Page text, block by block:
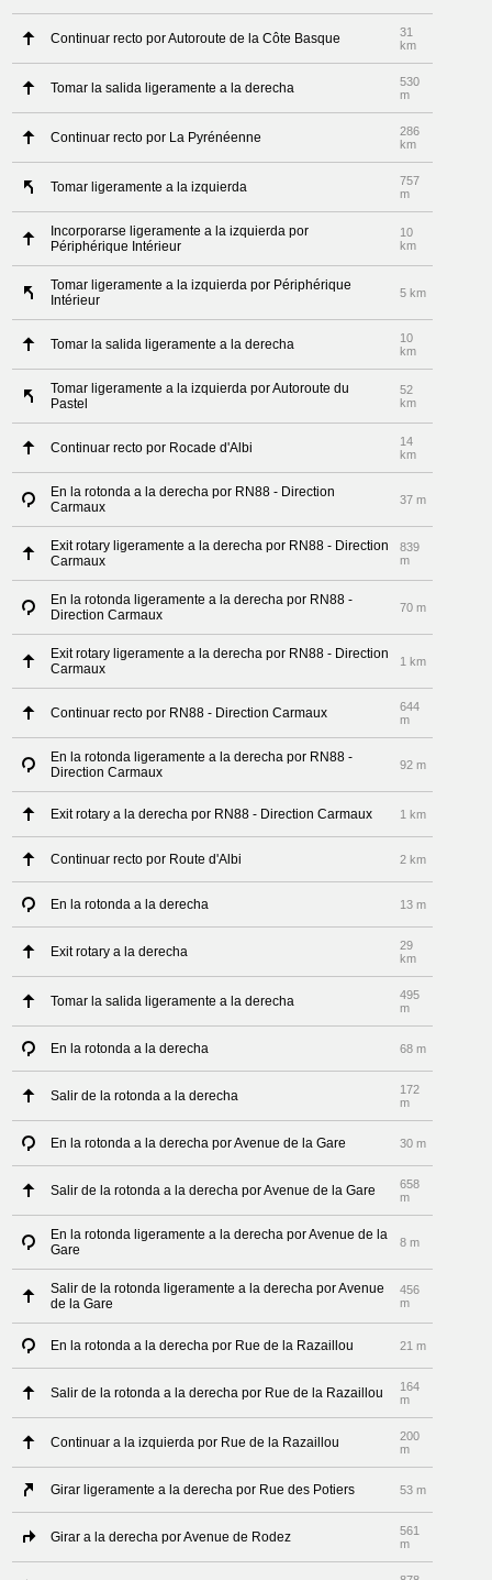
Continuar recto por Autoroute de la Côte Basque
31
km
Tomar la salida ligeramente a la derecha
530
m
Continuar recto por La Pyrénéenne
286
km
Tomar ligeramente a la izquierda
757
m
Incorporarse ligeramente a la izquierda por
Périphérique Intérieur
10
km
Tomar ligeramente a la izquierda por Périphérique
Intérieur
5 km
Tomar la salida ligeramente a la derecha
10
km
Tomar ligeramente a la izquierda por Autoroute du
Pastel
52
km
Continuar recto por Rocade d'Albi
14
km
En la rotonda a la derecha por RN88 - Direction
Carmaux
37 m
Exit rotary ligeramente a la derecha por RN88 - Direction
Carmaux
839
m
En la rotonda ligeramente a la derecha por RN88 -
Direction Carmaux
70 m
Exit rotary ligeramente a la derecha por RN88 - Direction
Carmaux
1 km
Continuar recto por RN88 - Direction Carmaux
644
m
En la rotonda ligeramente a la derecha por RN88 -
Direction Carmaux
92 m
Exit rotary a la derecha por RN88 - Direction Carmaux 1 km
Continuar recto por Route d'Albi 2 km
En la rotonda a la derecha 13 m
Exit rotary a la derecha
29
km
Tomar la salida ligeramente a la derecha
495
m
En la rotonda a la derecha 68 m
Salir de la rotonda a la derecha
172
m
En la rotonda a la derecha por Avenue de la Gare 30 m
Salir de la rotonda a la derecha por Avenue de la Gare
658
m
En la rotonda ligeramente a la derecha por Avenue de la
Gare
8 m
Salir de la rotonda ligeramente a la derecha por Avenue
de la Gare
456
m
En la rotonda a la derecha por Rue de la Razaillou 21 m
Salir de la rotonda a la derecha por Rue de la Razaillou
164
m
Continuar a la izquierda por Rue de la Razaillou
200
m
Girar ligeramente a la derecha por Rue des Potiers 53 m
Girar a la derecha por Avenue de Rodez
561
m